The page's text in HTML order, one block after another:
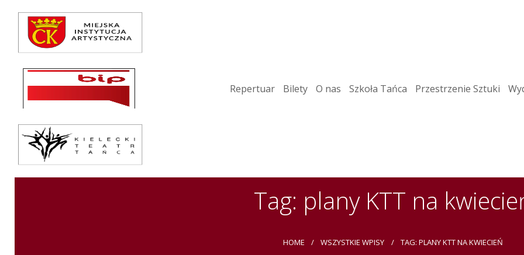
Repertuar Bilety O nas Szkoła Tańca Przestrzenie Sztuki
Tag: plany KTT na
HOME WSZYSTKIE WPISY TAG: PLANY KTT NA KWIECIEŃ
Repertuar
Teatr / Zespół
Szkoła
Przestrzenie Sztuki
Warsztaty
Festiwal